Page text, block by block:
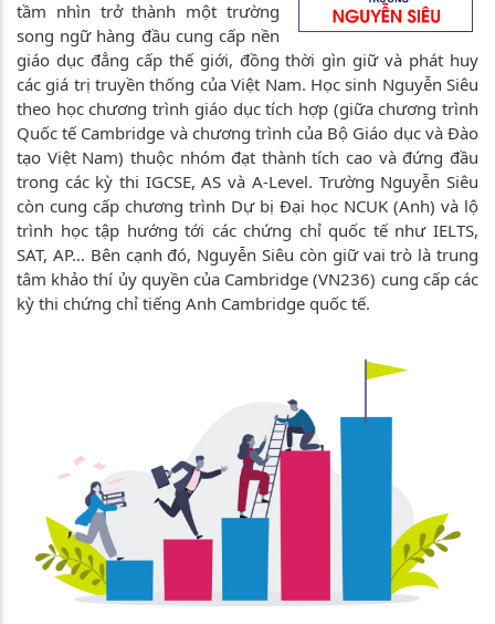
tầm nhìn trở thành một trường
song ngữ hàng đầu cung cấp nền
giáo dục đẳng cấp thế giới, đồng thời gìn giữ và phát huy
các giá trị truyền thống của Việt Nam. Học sinh Nguyễn Siêu
theo học chương trình giáo dục tích hợp (giữa chương trình
Quốc tế Cambridge và chương trình của Bộ Giáo dục và Đào
tạo Việt Nam) thuộc nhóm đạt thành tích cao và đứng đầu
trong các kỳ thi IGCSE, AS và A-Level. Trường Nguyễn Siêu
còn cung cấp chương trình Dự bị Đại học NCUK (Anh) và lộ
trình học tập hướng tới các chứng chỉ quốc tế như IELTS,
SAT, AP… Bên cạnh đó, Nguyễn Siêu còn giữ vai trò là trung
tâm khảo thí ủy quyền của Cambridge (VN236) cung cấp các
kỳ thi chứng chỉ tiếng Anh Cambridge quốc tế.